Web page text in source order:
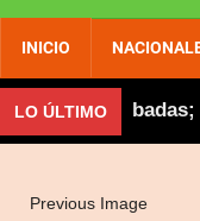
INICIO
LO ÚLTIMOrobadas;
Previous Image